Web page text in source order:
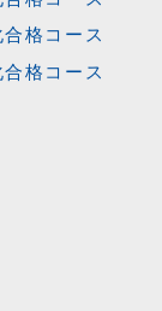
格コース
格コース